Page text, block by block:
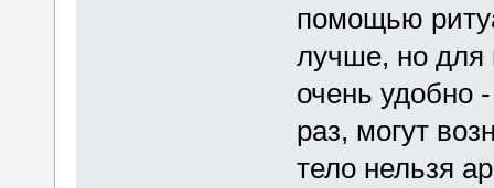
помощью
лучше, но для
очень удобно
раз, могут
тело нельзя